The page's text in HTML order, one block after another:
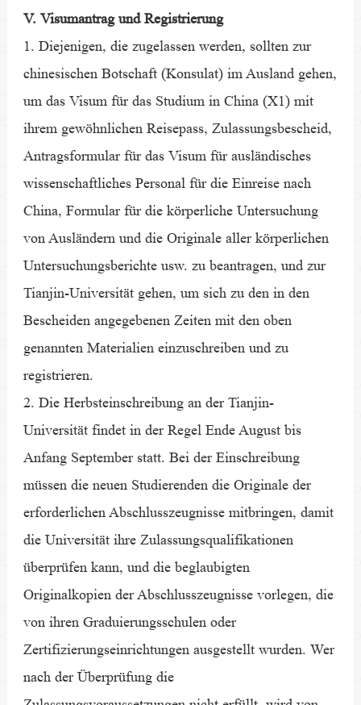
V. Visumantrag und Registrierung
1. Diejenigen, die zugelassen werden, sollten zur
chinesischen Botschaft (Konsulat) im Ausland gehen,
um das Visum für das Studium in China (X1) mit
ihrem gewöhnlichen Reisepass, Zulassungsbescheid,
Antragsformular für das Visum für ausländisches
wissenschaftliches Personal für die Einreise nach
China, Formular für die körperliche Untersuchung
von Ausländern und die Originale aller körperlichen
Untersuchungsberichte usw. zu beantragen, und zur
Tianjin-Universität gehen, um sich zu den in den
Bescheiden angegebenen Zeiten mit den oben
genannten Materialien einzuschreiben und zu
registrieren.
2. Die Herbsteinschreibung an der Tianjin-
Universität findet in der Regel Ende August bis
Anfang September statt. Bei der Einschreibung
müssen die neuen Studierenden die Originale der
erforderlichen Abschlusszeugnisse mitbringen, damit
die Universität ihre Zulassungsqualifikationen
überprüfen kann, und die beglaubigten
Originalkopien der Abschlusszeugnisse vorlegen, die
von ihren Graduierungsschulen oder
Zertifizierungseinrichtungen ausgestellt wurden. Wer
nach der Überprüfung die